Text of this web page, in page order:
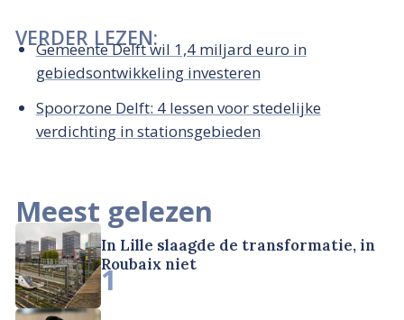
VERDER LEZEN:
Gemeente Delft wil 1,4 miljard euro in
gebiedsontwikkeling investeren
Spoorzone Delft: 4 lessen voor stedelijke
verdichting in stationsgebieden
Meest gelezen
In Lille slaagde de transformatie, in
Roubaix niet
1